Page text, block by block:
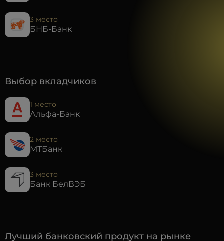
3 место
БНБ-Банк
Выбор вкладчиков
1 место
Альфа-Банк
2 место
МТБанк
3 место
Банк БелВЭБ
Лучший банковский продукт на рынке